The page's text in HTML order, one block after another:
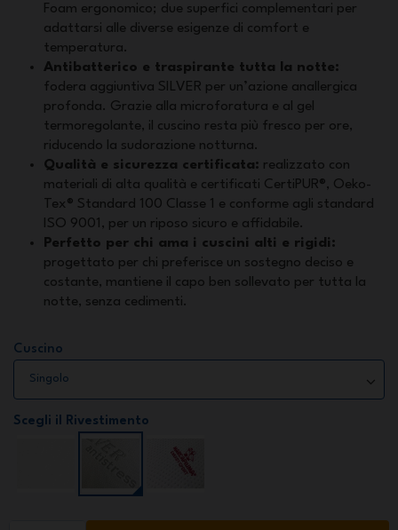
Foam ergonomico; due superfici complementari per
adattarsi alle diverse esigenze di comfort e
temperatura.
Antibatterico e traspirante tutta la notte:
fodera aggiuntiva SILVER per un’azione anallergica
profonda. Grazie alla microforatura e al gel
termoregolante, il cuscino resta più fresco per ore,
riducendo la sudorazione notturna.
Qualità e sicurezza certificata: realizzato con
materiali di alta qualità e certificati CertiPUR®, Oeko-
Tex® Standard 100 Classe 1 e conforme agli standard
ISO 9001, per un riposo sicuro e affidabile.
Perfetto per chi ama i cuscini alti e rigidi:
progettato per chi preferisce un sostegno deciso e
costante, mantiene il capo ben sollevato per tutta la
notte, senza cedimenti.
Cuscino
Scegli il Rivestimento